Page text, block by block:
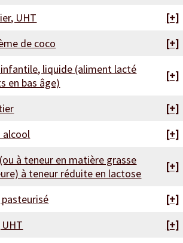
UHT
[+]
de coco
[+]
liquide (aliment lacté
en bas âge)
[+]
[+]
alcool
[+]
à teneur en matière grasse
à teneur réduite en lactose
[+]
[+]
[+]